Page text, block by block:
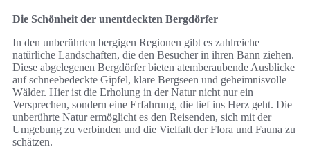
Die Schönheit der unentdeckten Bergdörfer
In den unberührten bergigen Regionen gibt es zahlreiche
natürliche Landschaften, die den Besucher in ihren Bann ziehen.
Diese abgelegenen Bergdörfer bieten atemberaubende Ausblicke
auf schneebedeckte Gipfel, klare Bergseen und geheimnisvolle
Wälder. Hier ist die Erholung in der Natur nicht nur ein
Versprechen, sondern eine Erfahrung, die tief ins Herz geht. Die
unberührte Natur ermöglicht es den Reisenden, sich mit der
Umgebung zu verbinden und die Vielfalt der Flora und Fauna zu
schätzen.